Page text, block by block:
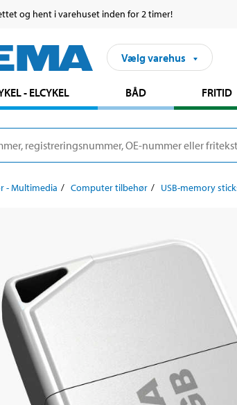
og hent i varehuset inden for 2 timer!
Vælg varehus
- ELCYKEL BÅD FRITID
- Multimedia Computer tilbehør USB-memory